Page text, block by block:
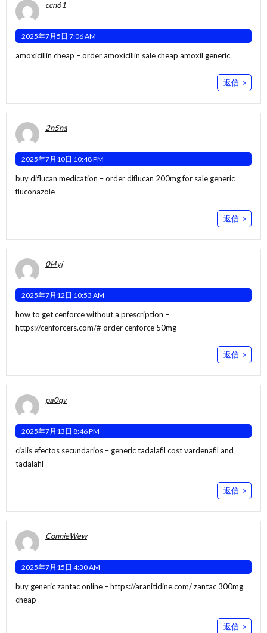
ccn61
2025年7月5日 7:06 AM
amoxicillin cheap –order amoxicillin salecheap amoxil generic
返信
2n5na
2025年7月10日 10:48 PM
buy diflucan medication –order diflucan 200mg for sale generic
fluconazole
返信
0l4yj
2025年7月12日 10:53 AM
how to get cenforce without a prescription –
https://cenforcers.com/# order cenforce 50mg
返信
pa0qv
2025年7月13日 8:46 PM
cialis efectos secundarios – generic tadalafil costvardenafil and
tadalafil
返信
ConnieWew
2025年7月15日 4:30 AM
buy generic zantac online –https://aranitidine.com/zantac 300mg
cheap
返信